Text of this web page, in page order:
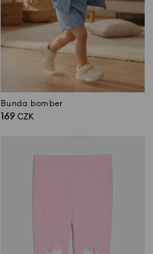
Bunda bomber
169 CZK